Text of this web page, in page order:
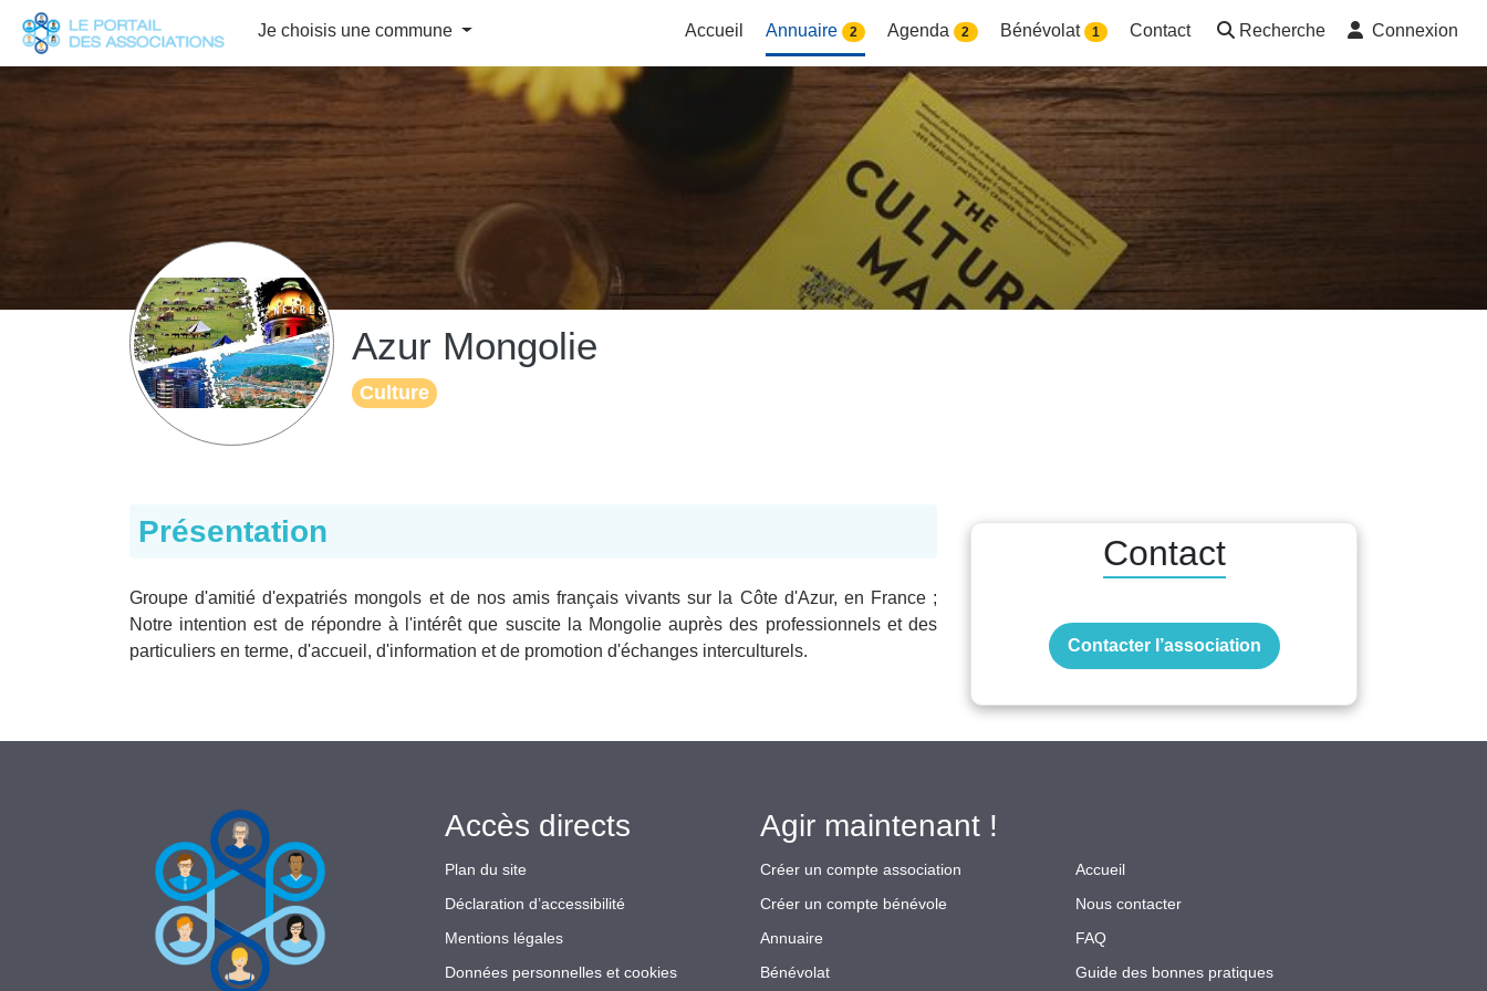
Je choisis une commune Accueil Annuaire 2 Agenda 2 Bénévolat 1 Contact Recherche Connexion
Azur Mongolie
Culture
Présentation
Groupe d'amitié d'expatriés mongols et de nos amis français vivants sur la Côte d'Azur, en France ;
Notre intention est de répondre à l'intérêt que suscite la Mongolie auprès des professionnels et des
particuliers en terme, d'accueil, d'information et de promotion d'échanges interculturels.
Contact
Contacter l’association
Accès directs
Plan du site
Déclaration d’accessibilité
Mentions légales
Données personnelles et cookies
Agir maintenant !
Créer un compte association
Créer un compte bénévole
Annuaire
Bénévolat
Accueil
Nous contacter
FAQ
Guide des bonnes pratiques
Panneau de gestion des cookies